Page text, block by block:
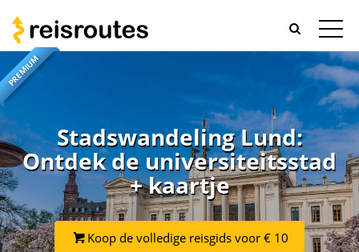
PREMIUM
Stadswandeling Lund:
Ontdek de universiteitsstad
+ kaartje
Koop de volledige reisgids voor € 10